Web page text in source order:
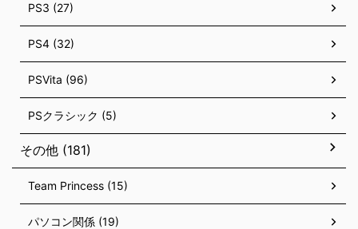
PS3 (27)
PS4 (32)
PSVita (96)
PSクラシック (5)
その他 (181)
Team Princess (15)
パソコン関係 (19)